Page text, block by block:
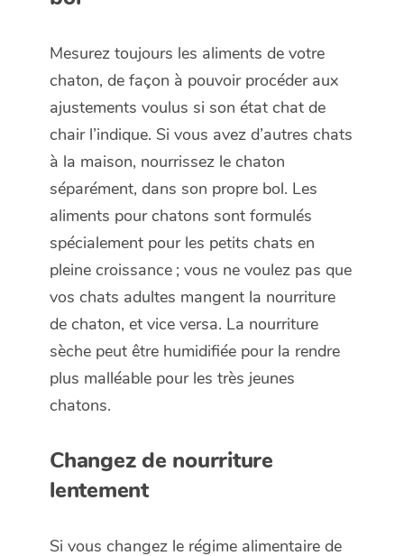
Mesurez toujours les aliments de votre
chaton, de façon à pouvoir procéder aux
ajustements voulus si son état chat de
chair l’indique. Si vous avez d’autres chats
à la maison, nourrissez le chaton
séparément, dans son propre bol. Les
aliments pour chatons sont formulés
spécialement pour les petits chats en
pleine croissance ; vous ne voulez pas que
vos chats adultes mangent la nourriture
de chaton, et vice versa. La nourriture
sèche peut être humidifiée pour la rendre
plus malléable pour les très jeunes
chatons.
Changez de nourriture
lentement
Si vous changez le régime alimentaire de